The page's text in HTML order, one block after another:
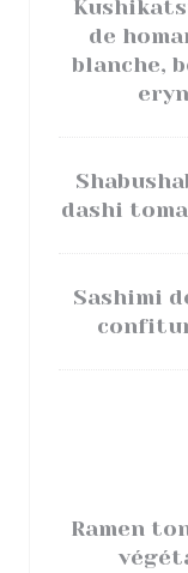
de
blanche,
dashi
Sashimi
Ramen